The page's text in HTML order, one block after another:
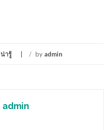
ารู้ / by admin
admin